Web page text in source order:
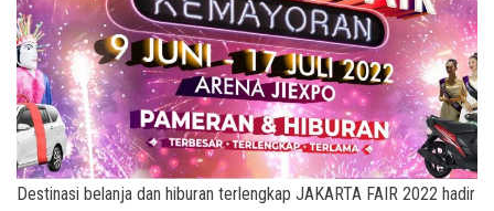
Destinasi belanja dan hiburan terlengkap JAKARTA FAIR 2022 hadir